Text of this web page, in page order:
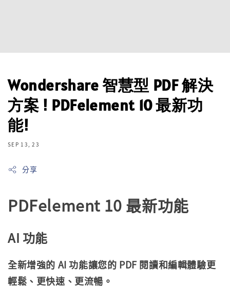
Wondershare 智慧型 PDF 解決
方案 ! PDFelement 10 最新功
能!
SEP 13, 23
分享
PDFelement 10 最新功能
AI 功能
全新增強的 AI 功能讓您的 PDF 閱讀和編輯體驗更
輕鬆、更快速、更流暢。